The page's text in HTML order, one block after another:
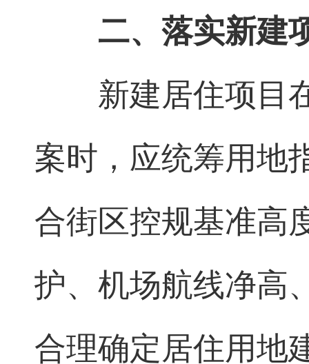
二、落实新建
新建居住项目
案时，应统筹用地
合街区控规基准高
护、机场航线净高
合理确定居住用地